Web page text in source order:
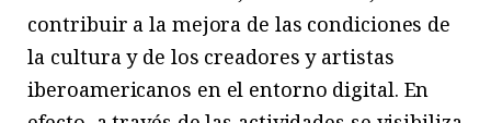
contribuir a la mejora de las condiciones de
la cultura y de los creadores y artistas
iberoamericanos en el entorno digital. En